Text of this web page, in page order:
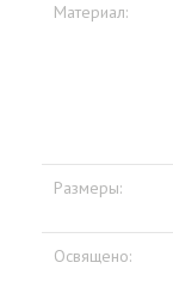
Материал:
Размеры:
Освящено: